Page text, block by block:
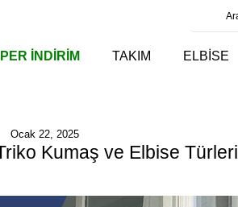
İNDİRİM TAKIM ELBİSE
Kumaş ve Elbise Türleri
Ocak 22, 2025